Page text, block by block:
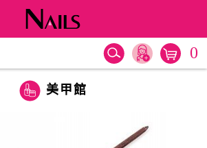
0
美甲館